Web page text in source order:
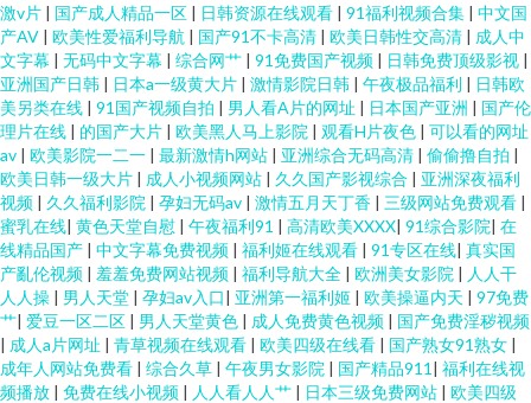
激v片 | 国产成人精品一区 | 日韩资源在线观看 | 91福利视频合集 | 中文国
产AV | 欧美性爱福利导航 | 国产91不卡高清 | 欧美日韩性交高清 | 成人中
文字幕 | 无码中文字幕 | 综合网艹 | 91免费国产视频 | 日韩免费顶级影视 |
亚洲国产日韩 | 日本a一级黄大片 | 激情影院日韩 | 午夜极品福利 | 日韩欧
美另类在线 | 91国产视频自拍 | 男人看A片的网址 | 日本国产亚洲 | 国产伦
理片在线 | 的国产大片 | 欧美黑人马上影院 | 观看H片夜色 | 可以看的网址
av | 欧美影院一二一 | 最新激情h网站 | 亚洲综合无码高清 | 偷偷撸自拍 |
欧美日韩一级大片 | 成人小视频网站 | 久久国产影视综合 | 亚洲深夜福利
视频 | 久久福利影院 | 孕妇无码av | 激情五月天丁香 | 三级网站免费观看 |
蜜乳在线| 黄色天堂自慰 | 午夜福利91 | 高清欧美XXXX| 91综合影院| 在
线精品国产 | 中文字幕免费视频 | 福利姬在线观看 | 91专区在线| 真实国
产亂伦视频 | 羞羞免费网站视频 | 福利导航大全 | 欧洲美女影院 | 人人干
人人操 | 男人天堂 | 孕妇av入口| 亚洲第一福利姬 | 欧美操逼内天 | 97免费
艹| 爱豆一区二区 | 男人天堂黄色 | 成人免费黄色视频 | 国产免费淫秽视频
| 成人a片网址 | 青草视频在线观看 | 欧美四级在线看 | 国产熟女91熟女 |
成年人网站免费看 | 综合久草 | 午夜男女影院 | 国产精品911 | 福利在线视
频播放 | 免费在线小视频 | 人人看人人艹 | 日本三级免费网站 | 欧美四级